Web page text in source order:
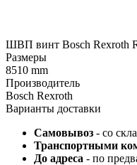
ШВП винт Bosch Rexroth
Размеры
8510 mm
Производитель
Bosch Rexroth
Варианты доставки
Самовывоз - со
Транспортными
До адреса - по